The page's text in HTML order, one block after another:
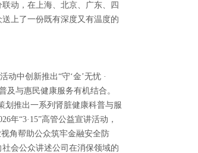
动，在上海、北京、广东、四
上了一份既有深度又有温度的
动中创新推出“守‘金’无忧 ·
及与惠民健康服务有机结合。
划推出一系列肾脏健康科普与服
年“3·15”高管公益宣讲活动，
角帮助公众筑牢金融安全防
会公众讲述公司在消保领域的